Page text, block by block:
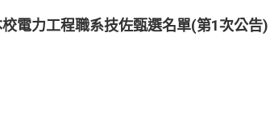
電力工程職系技佐甄選名單(第1次公告)